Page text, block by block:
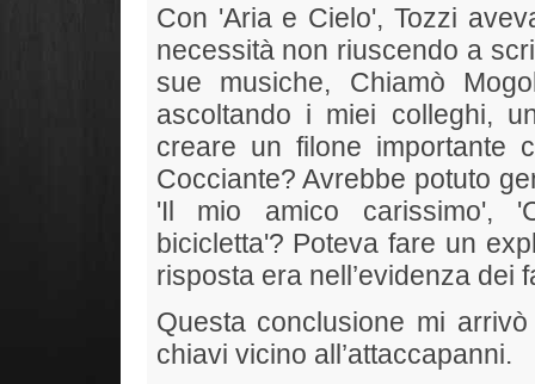
Con 'Aria e Cielo', Tozzi
necessità non riuscendo a
sue musiche, Chiamò
ascoltando i miei colleghi,
creare un filone importante
Cocciante? Avrebbe potuto
'Il mio amico carissimo',
bicicletta'? Poteva fare un
risposta era nell’evidenza dei
Questa conclusione mi
chiavi vicino all’attaccapanni.